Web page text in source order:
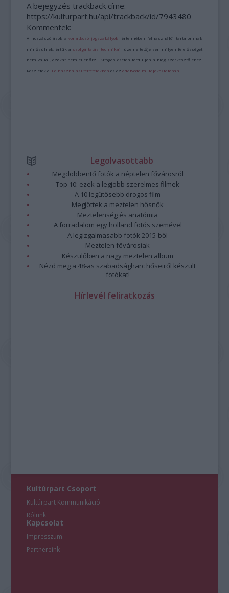
A bejegyzés trackback címe:
https://kulturpart.hu/api/trackback/id/7943480
Kommentek:
A hozzászólások avonatkozó jogszabályok értelmében felhasználói tartalomnak
minősülnek, értük a szolgáltatás technikai üzemeltetője semmilyen felelősséget
nem vállal, azokat nem ellenőrzi. Kifogás esetén forduljon a blog szerkesztőjéhez.
Részletek a Felhasználási feltételekben és azadatvédelmi tájékoztatóban
Legolvasottabb
Megdöbbentő fotók a néptelen fővárosról
Top 10: ezek a legjobb szerelmes filmek
A 10 legütősebb drogos film
Megjöttek a meztelen hősnők
Meztelenség és anatómia
A forradalom egy holland fotós szemével
A legizgalmasabb fotók 2015-ből
Meztelen fővárosiak
Készülőben a nagy meztelen album
Nézd meg a 48-as szabadságharc hőseiről készült
fotókat!
Hírlevél feliratkozás
Kultúrpart Csoport
Kultúrpart Kommunikáció
Rólunk
Kapcsolat
Impresszum
Partnereink